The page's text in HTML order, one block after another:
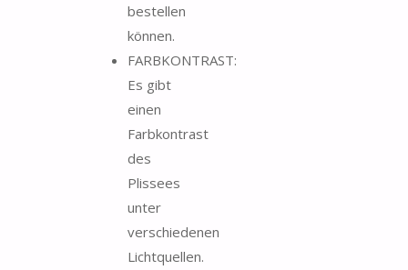
bestellen
können.
FARBKONTRAST:
Es gibt
einen
Farbkontrast
des
Plissees
unter
verschiedenen
Lichtquellen.